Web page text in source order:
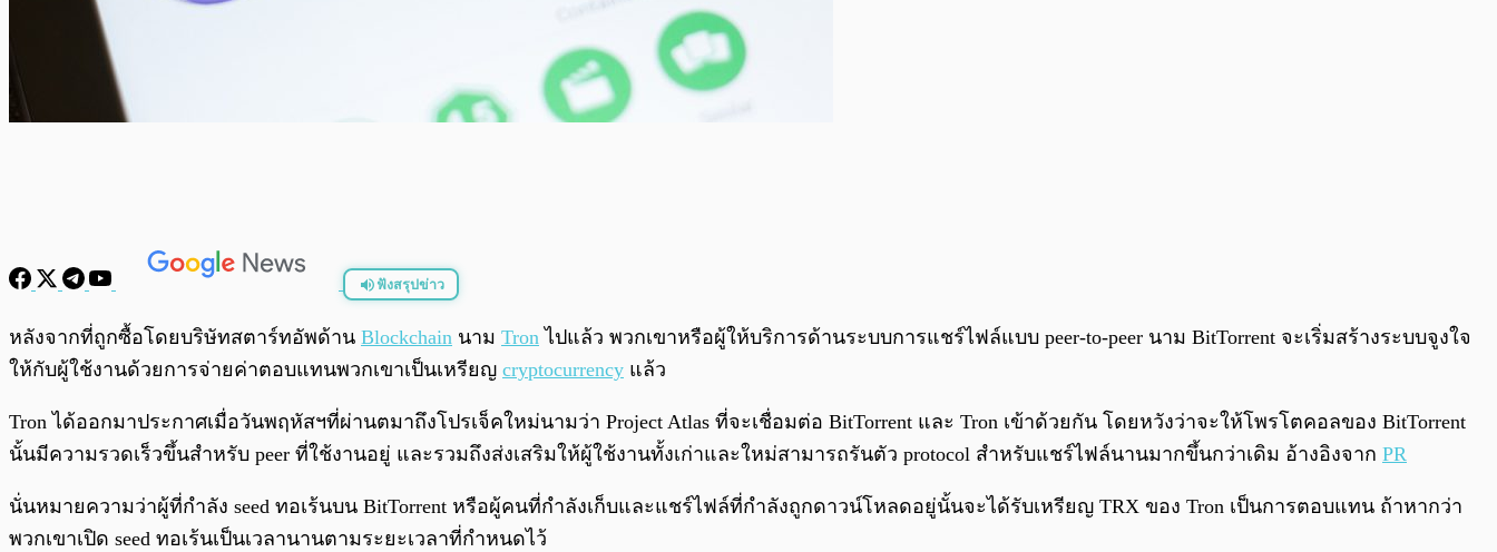
ฟังสรุปข่าว
พร้อมเล่น 0:00
หลังจากที่ถูกซื้อโดยบริษัทสตาร์ทอัพด้าน Blockchain นาม Tron ไปแล้ว พวกเขาหรือผู้ให้บริการด้านระบบการแชร์ไฟล์แบบ peer-to-peer นาม BitTorrent จะเริ่มสร้างระบบจูงใจ
ให้กับผู้ใช้งานด้วยการจ่ายค่าตอบแทนพวกเขาเป็นเหรียญ cryptocurrency แล้ว
Tron ได้ออกมาประกาศเมื่อวันพฤหัสฯที่ผ่านตมาถึงโปรเจ็คใหม่นามว่า Project Atlas ที่จะเชื่อมต่อ BitTorrent และ Tron เข้าด้วยกัน โดยหวังว่าจะให้โพรโตคอลของ BitTorrent
นั้นมีความรวดเร็วขึ้นสำหรับ peer ที่ใช้งานอยู่ และรวมถึงส่งเสริมให้ผู้ใช้งานทั้งเก่าและใหม่สามารถรันตัว protocol สำหรับแชร์ไฟล์นานมากขึ้นกว่าเดิม อ้างอิงจาก PR
นั่นหมายความว่าผู้ที่กำลัง seed ทอเร้นบน BitTorrent หรือผู้คนที่กำลังเก็บและแชร์ไฟล์ที่กำลังถูกดาวน์โหลดอยู่นั้นจะได้รับเหรียญ TRX ของ Tron เป็นการตอบแทน ถ้าหากว่า
พวกเขาเปิด seed ทอเร้นเป็นเวลานานตามระยะเวลาที่กำหนดไว้